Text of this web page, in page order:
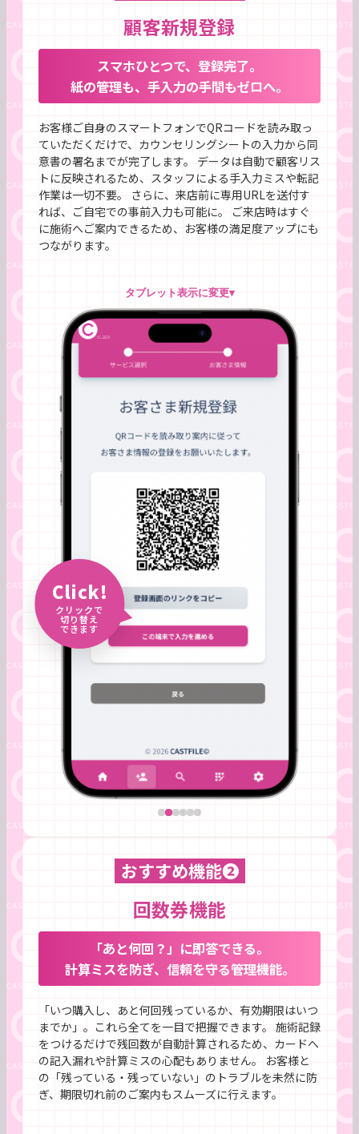
顧客新規登録
スマホひとつで、登録完了。
紙の管理も、手入力の手間もゼロへ。
お客様ご自身のスマートフォンでQRコードを読み取っ
ていただくだけで、カウンセリングシートの入力から同
意書の署名までが完了します。 データは自動で顧客リス
トに反映されるため、スタッフによる手入力ミスや転記
作業は一切不要。 さらに、来店前に専用URLを送付す
れば、ご自宅での事前入力も可能に。 ご来店時はすぐ
に施術へご案内できるため、お客様の満足度アップにも
つながります。
タブレット表示に変更
Click!
クリックで
切り替え
できます
おすすめ機能❷
回数券機能
「あと何回？」に即答できる。
計算ミスを防ぎ、信頼を守る管理機能。
「いつ購入し、あと何回残っているか、有効期限はいつ
までか」。これら全てを一目で把握できます。 施術記録
をつけるだけで残回数が自動計算されるため、カードへ
の記入漏れや計算ミスの心配もありません。 お客様と
の「残っている・残っていない」のトラブルを未然に防
ぎ、期限切れ前のご案内もスムーズに行えます。